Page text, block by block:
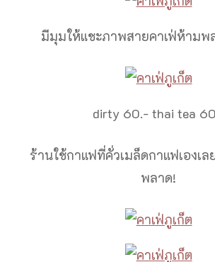
มีมุมให้แชะภาพสายคาเฟ่ห้ามพ
dirty 60.- thai tea
ร้านใช้กาแฟที่คั่วเมล็ดกาแฟเองเ
พลาด!